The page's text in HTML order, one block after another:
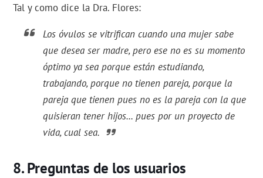
Tal y como dice la Dra. Flores:
Los óvulos se vitrifican cuando una mujer sabe
que desea ser madre, pero ese no es su momento
óptimo ya sea porque están estudiando,
trabajando, porque no tienen pareja, porque la
pareja que tienen pues no es la pareja con la que
quisieran tener hijos... pues por un proyecto de
vida, cual sea.
Preguntas de los usuarios